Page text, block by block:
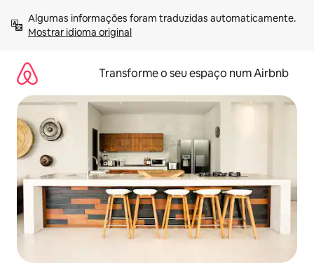
para
Mostrar idioma original
Transforme o seu espaço num Airbnb